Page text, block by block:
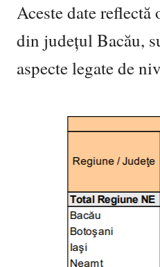
Aceste date
din județul Bacău,
aspecte legate de